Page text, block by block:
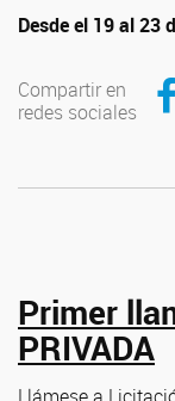
Desde el 19 al 23
Compartir en
redes sociales
Primer
PRIVADA